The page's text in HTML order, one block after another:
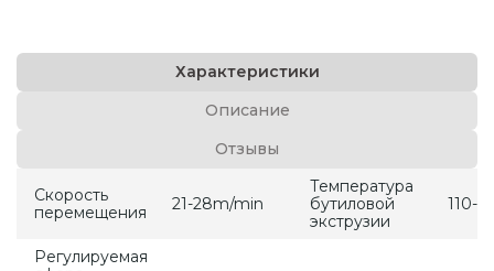
Характеристики
Описание
Отзывы
Cкорость
перемещения
21-28m/min
Температура
бутиловой
экструзии
110-
Регулируемая